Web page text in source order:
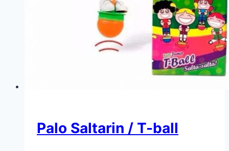
Palo Saltarin / T-ball